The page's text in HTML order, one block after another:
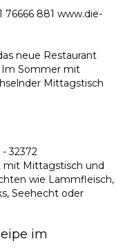
76666 881 www.die-
neue Restaurant
Im Sommer mit
Mittagstisch
32372
mit Mittagstisch und
wie Lammfleisch,
Seehecht oder
im